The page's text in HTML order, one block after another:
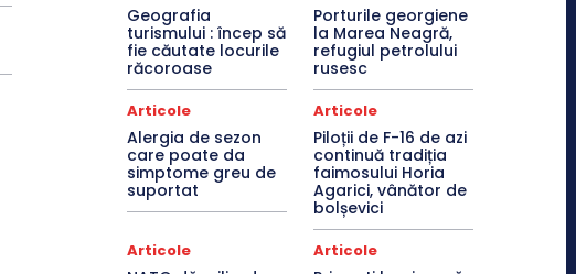
Geografia
turismului : încep să
fie căutate locurile
răcoroase
Porturile georgiene
la Marea Neagră,
refugiul petrolului
rusesc
Articole
Alergia de sezon
care poate da
simptome greu de
suportat
Articole
Piloții de F-16 de azi
continuă tradiția
faimosului Horia
Agarici, vânător de
bolșevici
Articole Articole